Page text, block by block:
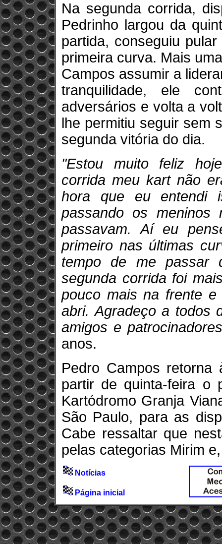
Na segunda corrida,
Pedrinho largou da
partida, conseguiu
primeira curva. Mais
Campos assumir a
tranquilidade, ele
adversários e volta a
lhe permitiu seguir sem
segunda vitória do dia.
"Estou muito feliz
corrida meu kart não
hora que eu entendi
passando os
passavam. Aí eu
primeiro nas últimas
tempo de me passar
segunda corrida foi
pouco mais na frente
abri. Agradeço a todos
amigos e
anos.
Pedro Campos
partir de quinta-feira o
Kartódromo Granja
São Paulo, para as
Cabe ressaltar que
pelas categorias Mirim
Notícias
Página inicial